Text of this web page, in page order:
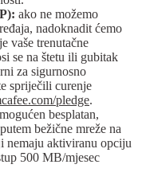
ako ne možemo
nadoknadit ćemo
vaše trenutačne
se na štetu ili gubitak
za sigurnosno
spriječili curenje
pledge.
besplatan,
bežične mreže na
nemaju aktiviranu opciju
500 MB/mjesec